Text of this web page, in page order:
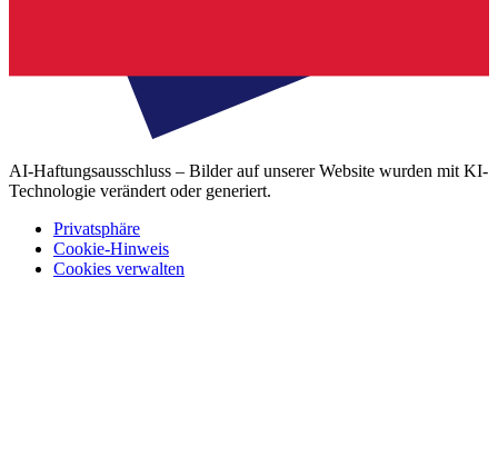
AI-Haftungsausschluss – Bilder auf unserer Website wurden mit KI-
Technologie verändert oder generiert.
Privatsphäre
Cookie-Hinweis
Cookies verwalten